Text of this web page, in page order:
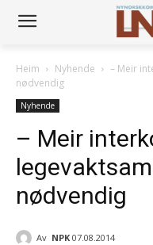
Heim Nyhende
– Meir
nødvendig
Nyhende
– Meir
nødvendig
Av NPK 07.08.2014